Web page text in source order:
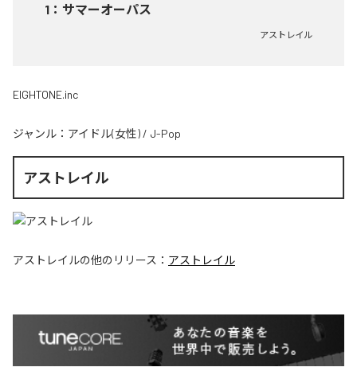
1 ： サマーオーパス
アストレイル
EIGHTONE.inc
ジャンル： アイドル(女性) / J-Pop
アストレイル
アストレイルの他のリリース： アストレイル